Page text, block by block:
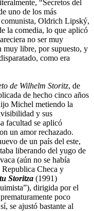
“Secretos del
uno de los más
comunista, Oldrich Lipský,
la comedia, lo que aplicó
no ser muy
muy libre, por supuesto, y
como era
de Wilhelm Storitz, de
de hecho cinco años
Michel metiendo la
y sus
facultad se aplicó
un amor rechazado.
de un país del este,
liberando del yugo de
(aún no se había
Checa y
Storitza (1991)
dirigida por el
poco
se ajustó bastante al